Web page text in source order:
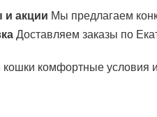
акции Мы предлагаем
Доставляем заказы по
комфортные условия